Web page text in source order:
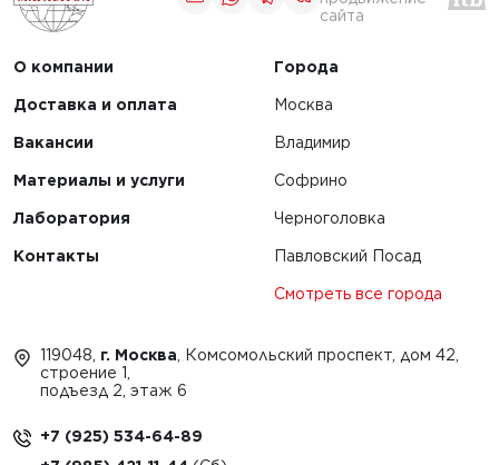
сайта
О компании
Доставка и оплата
Вакансии
Материалы и услуги
Лаборатория
Контакты
Города
Москва
Владимир
Софрино
Черноголовка
Павловский Посад
Смотреть все города
119048, г. Москва , Комсомольский проспект, дом 42,
строение 1,
подъезд 2, этаж 6
+7 (925) 534-64-89